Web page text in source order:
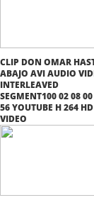
CLIP DON OMAR
ABAJO AVI AUDIO
INTERLEAVED
SEGMENT100 02 08
56 YOUTUBE H 264 HD
VIDEO